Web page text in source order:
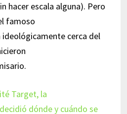
hacer escala alguna). Pero
famoso
cerca del
Target, la
dónde y cuándo se